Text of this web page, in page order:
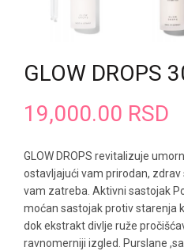
GLOW DROPS
19,000.00 RSD
GLOW DROPS revitalizuje
ostavljajući vam prirodan, zdrav
vam zatreba. Aktivni sastojak
moćan sastojak protiv starenja
dok ekstrakt divlje ruže
ravnomerniji izgled. Purslane